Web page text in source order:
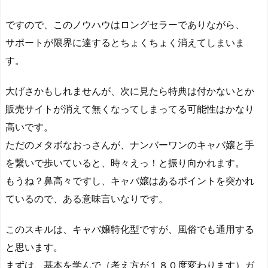
ですので、このノウハウはロングセラーでありながら、
サポートが限界に達するとちょくちょく消えてしまいま
す。
大げさかもしれませんが、次に見たら特典は付かないとか
販売サイトが消えて無くなってしまってる可能性はかなり
高いです。
ただのメタボなおっさんが、ナンバーワンのキャバ嬢と手
を繋いで歩いていると、時々えっ！と振り向かれます。
もうね？鼻高々ですし、キャバ嬢はあるポイントを突かれ
ているので、ある意味言いなりです。
このスキルは、キャバ嬢特化型ですが、風俗でも通用する
と思います。
まずは、基本を学んで（考え方が１８０度変わります）ガ